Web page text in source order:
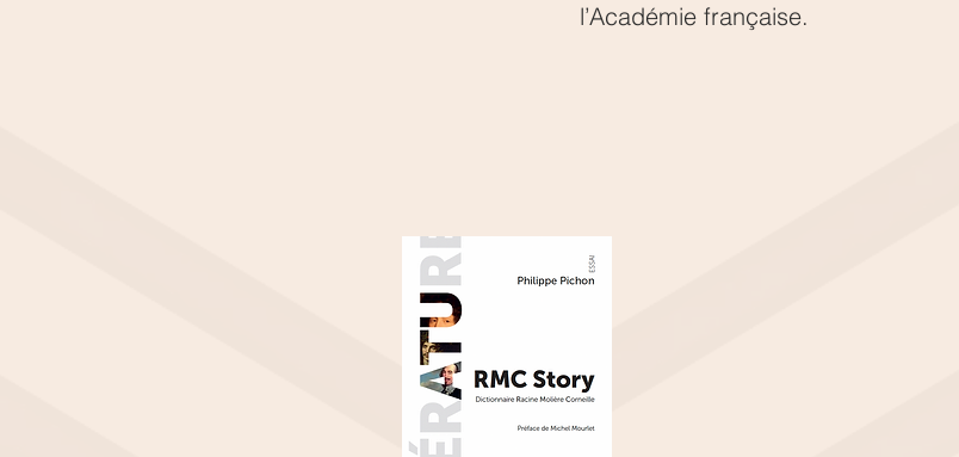
l’Académie française.